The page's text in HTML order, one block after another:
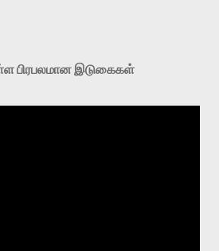
பிரபலமான இடுகைகள்